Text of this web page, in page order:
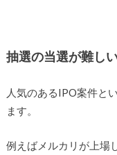
抽選の当選が難し
人気のあるIPO案件と
ます。
例えばメルカリが上場